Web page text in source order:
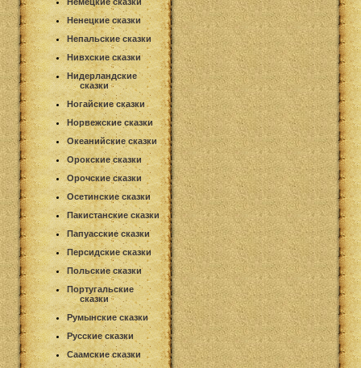
Ненецкие сказки
Непальские сказки
Нивхские сказки
Нидерландские
сказки
Ногайские сказки
Норвежские сказки
Океанийские сказки
Орокские сказки
Орочские сказки
Осетинские сказки
Пакистанские сказки
Папуасские сказки
Персидские сказки
Польские сказки
Португальские
сказки
Румынские сказки
Русские сказки
Саамские сказки